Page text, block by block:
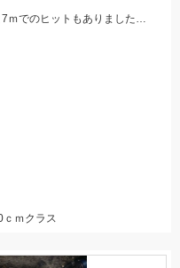
メインの棚は15～20ｍぐらい。一番浅いと7ｍでのヒットもありました。色々なカラーで釣れましたが、ケイムラ系が強かったです。サイズは小型中心の為、アタリが小さいので違和感→即フッキングですよ♪
ｃｍクラス